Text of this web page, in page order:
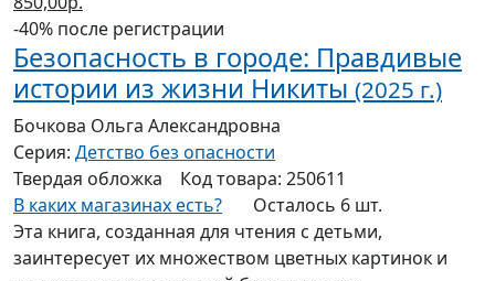
-40% после регистрации
Безопасность в городе: Правдивые
истории из жизни Никиты (2025 г.)
Бочкова Ольга Александровна
Серия: Детство без опасности
Твердая обложка Код товара: 250611
В каких магазинах есть?
Осталось 6 шт.
Эта книга, созданная для чтения с детьми,
заинтересует их множеством цветных картинок и